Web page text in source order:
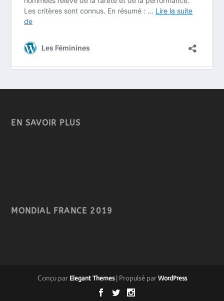
EN SAVOIR PLUS
MONDIAL FRANCE 2019
Conçu par Elegant Themes| Propulsé parWordPress